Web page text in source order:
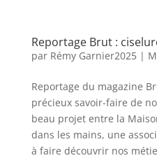
Reportage Brut :
par Rémy Garnier2025|
Reportage du magazine
précieux savoir-faire de
beau projet entre la
dans les mains, une
à faire découvrir nos